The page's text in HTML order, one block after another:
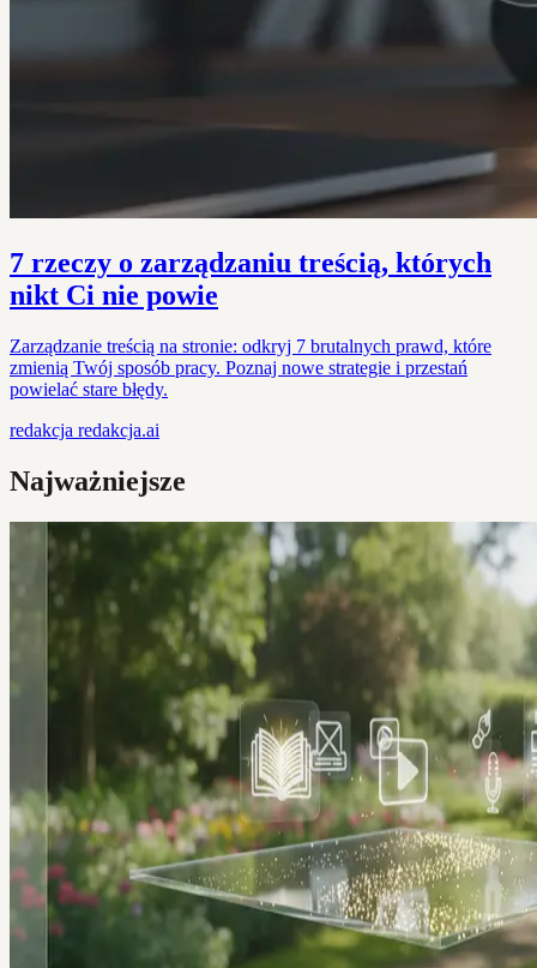
7 rzeczy o zarządzaniu treścią, których
nikt Ci nie powie
Zarządzanie treścią na stronie: odkryj 7 brutalnych prawd, które
zmienią Twój sposób pracy. Poznaj nowe strategie i przestań
powielać stare błędy.
redakcja redakcja.ai
Najważniejsze